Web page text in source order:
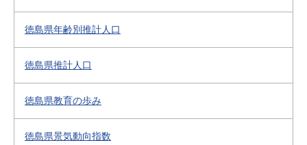
徳島県年齢別推計人口
徳島県推計人口
徳島県教育の歩み
徳島県景気動向指数